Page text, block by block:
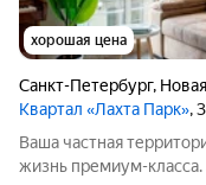
хорошая цена
Санкт-Петербург,
Квартал «Лахта Парк»,
Ваша частная
жизнь премиум-класса.